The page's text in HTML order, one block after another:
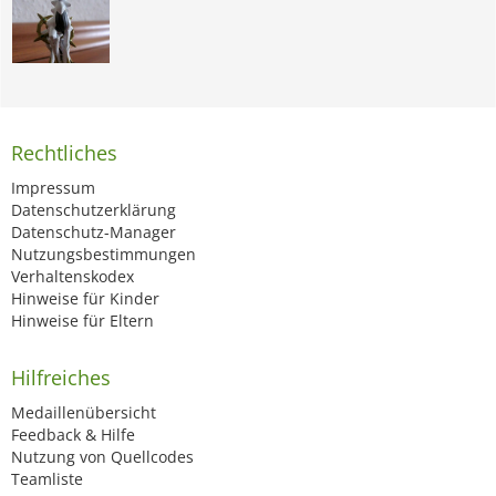
Ihr könnt da reinschreiben wenn ihr wollt
aber wer Blödsin,Beleidigung usw.
Privatenachrichten:
Auch wenn ihr nicht meine Freunde seid
könnt ihr mir eine Privatenachricht
schreiben.Bei Beleidigung usw. wird der
Uder wie beim Gästebuch von mir auf
die Ignorirliste geschickt!
Galerie:
Rechtliches
Impressum
Datenschutzerklärung
Datenschutz-Manager
Nutzungsbestimmungen
Verhaltenskodex
Hinweise für Kinder
Hinweise für Eltern
Hilfreiches
Medaillenübersicht
Feedback & Hilfe
Nutzung von Quellcodes
Teamliste